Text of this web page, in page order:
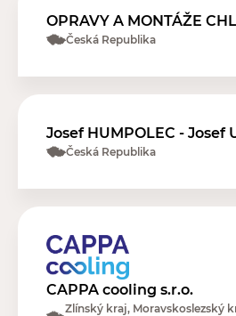
OPRAVY A MONTÁŽE
Česká Republika
Josef HUMPOLEC - Josef
Česká Republika
CAPPA cooling s.r.o.
Zlínský kraj, Moravskoslezský